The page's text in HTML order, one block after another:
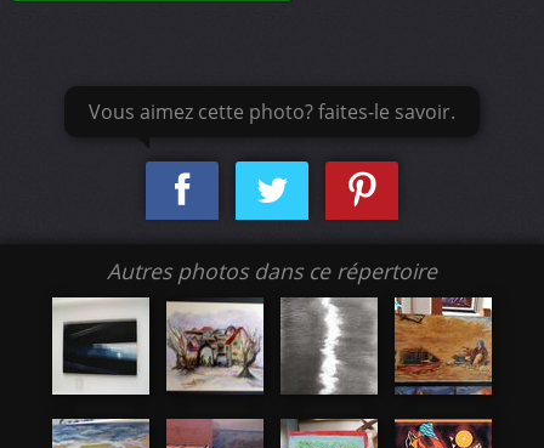
Vous aimez cette photo? faites-le savoir.
Autres photos dans ce répertoire